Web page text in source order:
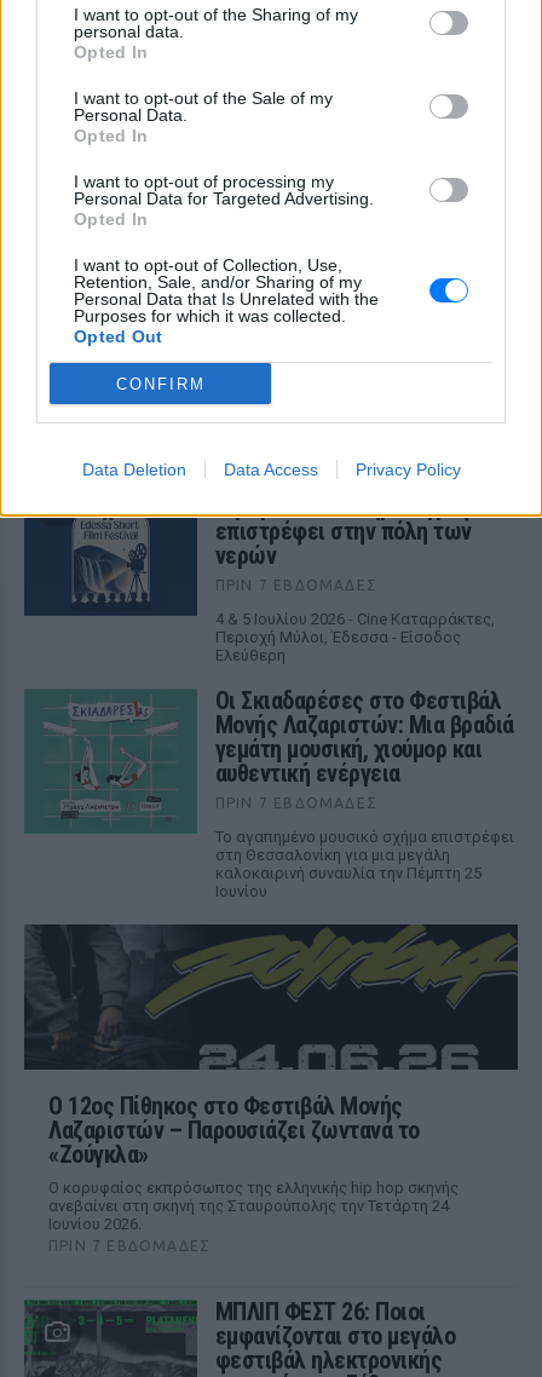
I want to opt-out of the Sharing of my
personal data.
Opted In
I want to opt-out of the Sale of my
Personal Data.
Opted In
I want to opt-out of processing my
Personal Data for Targeted Advertising.
Opted In
I want to opt-out of Collection, Use,
Retention, Sale, and/or Sharing of my
Personal Data that Is Unrelated with the
Purposes for which it was collected.
Opted Out
CONFIRM
Data Deletion Data Access Privacy Policy
ΔΕΙΤΕ ΕΠΙΣΗΣ
ΣΤΗΝ ΙΔΙΑ ΚΑΤΗΓΟΡΙΑ
«Κάθε Τρίτη με τον Μόρι»: Η
μεγάλη θεατρική επιτυχία
επιστρέφει στο Θέατρο Ιλίσια
Ένα έργο των Jeffrey Hatcher & Mitch
11ο Edessa Short Film Festival:
Η μαγεία του κινηματογράφου
επιστρέφει στην πόλη των
νερών
ΠΡΙΝ 7 ΕΒΔΟΜΆΔΕΣ
4 & 5 Ιουλίου 2026 - Cine Καταρράκτες,
Περιοχή Μύλοι, Έδεσσα - Είσοδος
Ελεύθερη
Οι Σκιαδαρέσες στο Φεστιβάλ
Μονής Λαζαριστών: Μια βραδιά
γεμάτη μουσική, χιούμορ και
αυθεντική ενέργεια
ΠΡΙΝ 7 ΕΒΔΟΜΆΔΕΣ
Το αγαπημένο μουσικό σχήμα επιστρέφει
στη Θεσσαλονίκη για μια μεγάλη
καλοκαιρινή συναυλία την Πέμπτη 25
Ιουνίου
Ο 12ος Πίθηκος στο Φεστιβάλ Μονής
Λαζαριστών – Παρουσιάζει ζωντανά το
«Ζούγκλα»
Ο κορυφαίος εκπρόσωπος της ελληνικής hip hop σκηνής
ανεβαίνει στη σκηνή της Σταυρούπολης την Τετάρτη 24
Ιουνίου 2026.
ΠΡΙΝ 7 ΕΒΔΟΜΆΔΕΣ
ΜΠΛΙΠ ΦΕΣΤ 26: Ποιοι
εμφανίζονται στο μεγάλο
φεστιβάλ ηλεκτρονικής